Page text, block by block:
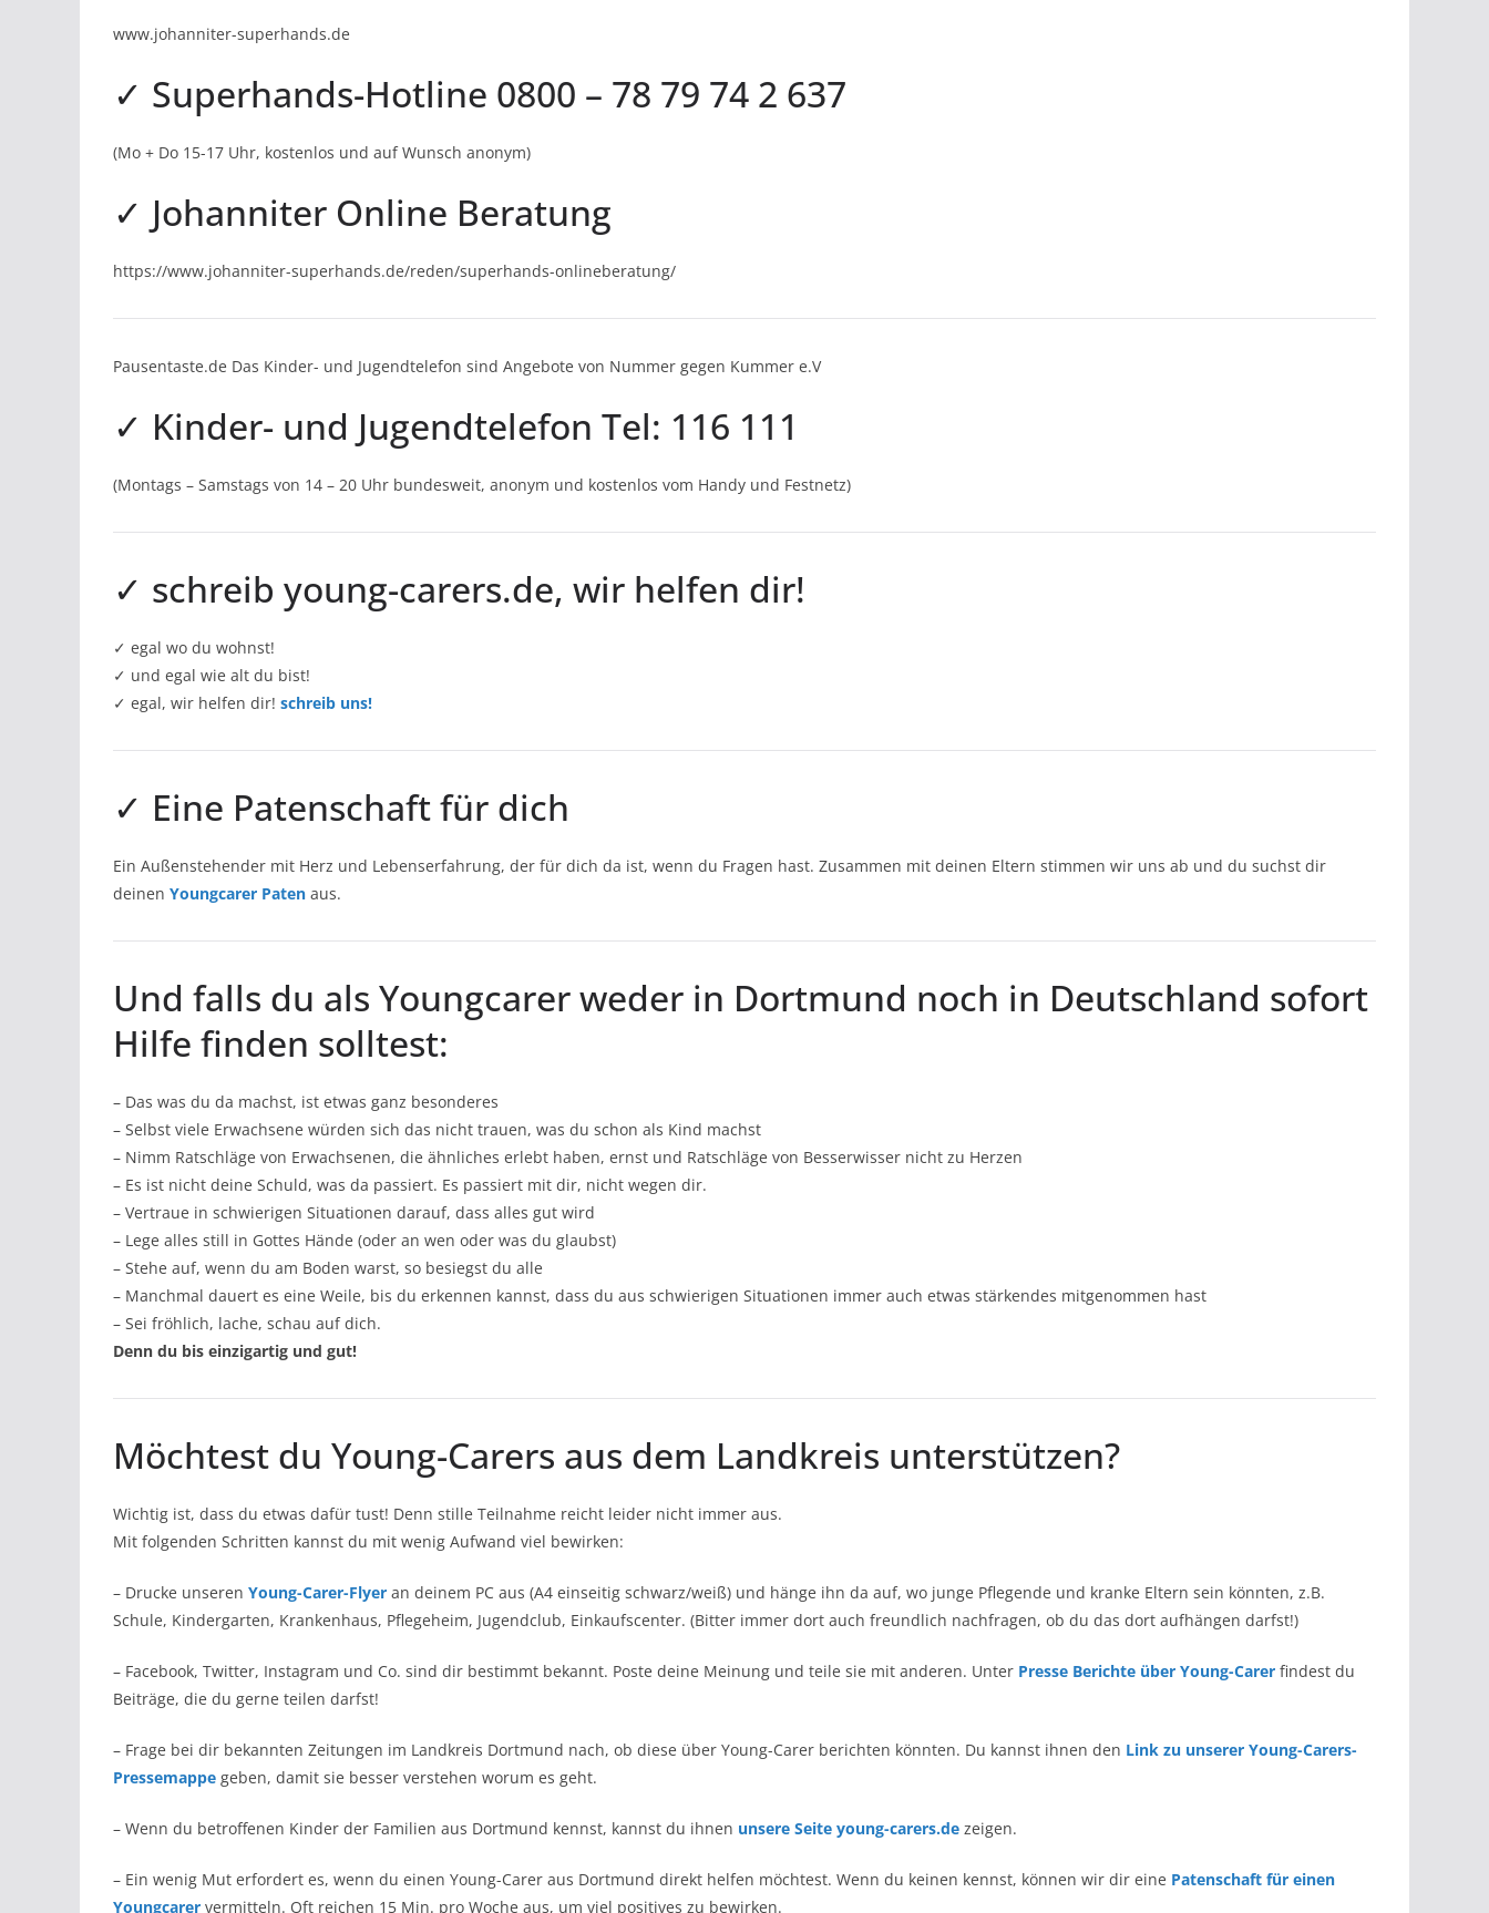
www.johanniter-superhands.de
✓ Superhands-Hotline 0800 – 78 79 74 2 637
(Mo + Do 15-17 Uhr, kostenlos und auf Wunsch anonym)
✓ Johanniter Online Beratung
https://www.johanniter-superhands.de/reden/superhands-onlineberatung/
Pausentaste.de Das Kinder- und Jugendtelefon sind Angebote von Nummer gegen Kummer e.V
✓ Kinder- und Jugendtelefon Tel: 116 111
(Montags – Samstags von 14 – 20 Uhr bundesweit, anonym und kostenlos vom Handy und Festnetz)
✓ schreib young-carers.de, wir helfen dir!
✓ egal wo du wohnst!
✓ und egal wie alt du bist!
✓ egal, wir helfen dir! schreib uns!
✓ Eine Patenschaft für dich
Ein Außenstehender mit Herz und Lebenserfahrung, der für dich da ist, wenn du Fragen hast. Zusammen mit deinen Eltern stimmen wir uns ab und du suchst dir
deinen Youngcarer Paten aus.
Und falls du als Youngcarer weder in Dortmund noch in Deutschland sofort
Hilfe finden solltest:
– Das was du da machst, ist etwas ganz besonderes
– Selbst viele Erwachsene würden sich das nicht trauen, was du schon als Kind machst
– Nimm Ratschläge von Erwachsenen, die ähnliches erlebt haben, ernst und Ratschläge von Besserwisser nicht zu Herzen
– Es ist nicht deine Schuld, was da passiert. Es passiert mit dir, nicht wegen dir.
– Vertraue in schwierigen Situationen darauf, dass alles gut wird
– Lege alles still in Gottes Hände (oder an wen oder was du glaubst)
– Stehe auf, wenn du am Boden warst, so besiegst du alle
– Manchmal dauert es eine Weile, bis du erkennen kannst, dass du aus schwierigen Situationen immer auch etwas stärkendes mitgenommen hast
– Sei fröhlich, lache, schau auf dich.
Denn du bis einzigartig und gut!
Möchtest du Young-Carers aus dem Landkreis unterstützen?
Wichtig ist, dass du etwas dafür tust! Denn stille Teilnahme reicht leider nicht immer aus.
Mit folgenden Schritten kannst du mit wenig Aufwand viel bewirken:
– Drucke unseren Young-Carer-Flyer an deinem PC aus (A4 einseitig schwarz/weiß) und hänge ihn da auf, wo junge Pflegende und kranke Eltern sein könnten, z.B.
Schule, Kindergarten, Krankenhaus, Pflegeheim, Jugendclub, Einkaufscenter. (Bitter immer dort auch freundlich nachfragen, ob du das dort aufhängen darfst!)
– Facebook, Twitter, Instagram und Co. sind dir bestimmt bekannt. Poste deine Meinung und teile sie mit anderen. Unter Presse Berichte über Young-Carer findest du
Beiträge, die du gerne teilen darfst!
– Frage bei dir bekannten Zeitungen im Landkreis Dortmund nach, ob diese über Young-Carer berichten könnten. Du kannst ihnen den Link zu unserer Young-Carers-
Pressemappe geben, damit sie besser verstehen worum es geht.
– Wenn du betroffenen Kinder der Familien aus Dortmund kennst, kannst du ihnen unsere Seite young-carers.de zeigen.
– Ein wenig Mut erfordert es, wenn du einen Young-Carer aus Dortmund direkt helfen möchtest. Wenn du keinen kennst, können wir dir eine Patenschaft für einen
Youngcarer vermitteln. Oft reichen 15 Min. pro Woche aus, um viel positives zu bewirken.